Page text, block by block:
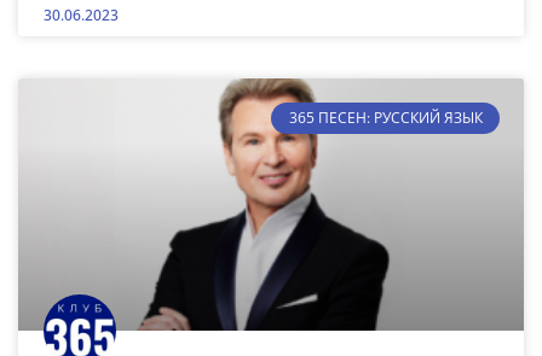
30.06.2023
365 ПЕСЕН: РУССКИЙ ЯЗЫК